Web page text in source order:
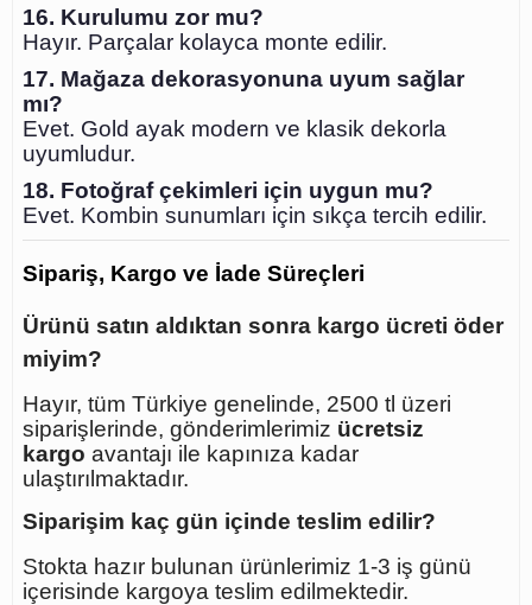
16. Kurulumu zor mu?
Hayır. Parçalar kolayca monte edilir.
17. Mağaza dekorasyonuna uyum sağlar
mı?
Evet. Gold ayak modern ve klasik dekorla
uyumludur.
18. Fotoğraf çekimleri için uygun mu?
Evet. Kombin sunumları için sıkça tercih edilir.
Sipariş, Kargo ve İade Süreçleri
Ürünü satın aldıktan sonra kargo ücreti öder
miyim?
Hayır, tüm Türkiye genelinde, 2500 tl üzeri
siparişlerinde, gönderimlerimiz ücretsiz
kargo avantajı ile kapınıza kadar
ulaştırılmaktadır.
Siparişim kaç gün içinde teslim edilir?
Stokta hazır bulunan ürünlerimiz 1-3 iş günü
içerisinde kargoya teslim edilmektedir.